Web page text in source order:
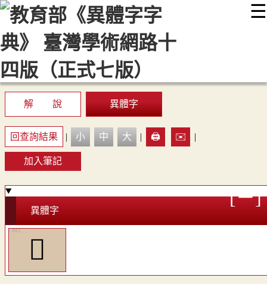
☰
::: 最新消息 常見問題 編輯說明
顯示模式
網站導覽
解 說 異體字
回查詢結果 | 小 中 大 | 🖨️ ✉️ |
加入筆記
異體字
󷰦